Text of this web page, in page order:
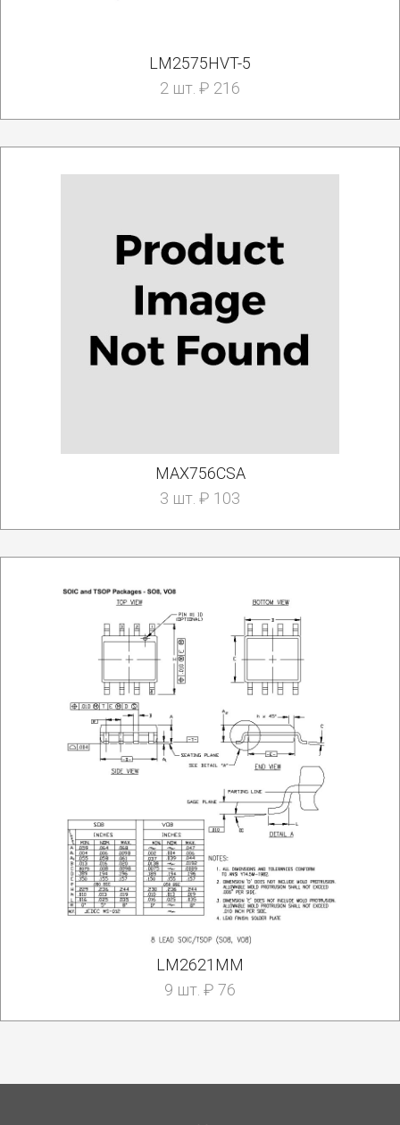
LM2575HVT-5
2 шт. ₽ 216
MAX756CSA
3 шт. ₽ 103
LM2621MM
9 шт. ₽ 76